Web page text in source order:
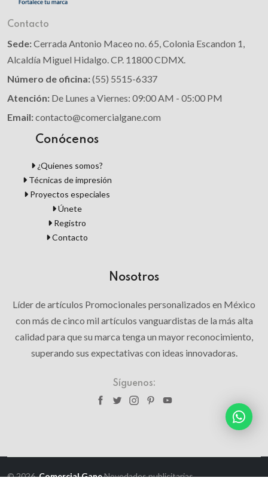
Contacto
Sede:Cerrada Antonio Maceo no. 65, Colonia Escandon 1,
Alcaldía Miguel Hidalgo. CP. 11800 CDMX.
Número de oficina:(55) 5515-6337
Atención: De Lunes a Viernes: 09:00 AM - 05:00 PM
Email:contacto@comercialgane.com
Conócenos
¿Quienes somos?
Técnicas de impresión
Proyectos especiales
Únete
Registro
Contacto
Nosotros
Líder de artículos Promocionales personalizados en México
con más de cinco mil artículos vanguardistas de la más alta
calidad para que su marca tenga un mayor reconocimiento,
superando sus expectativas con ideas innovadoras.
Síguenos:
© 2026,Comercial GaneNovedades publicitarias